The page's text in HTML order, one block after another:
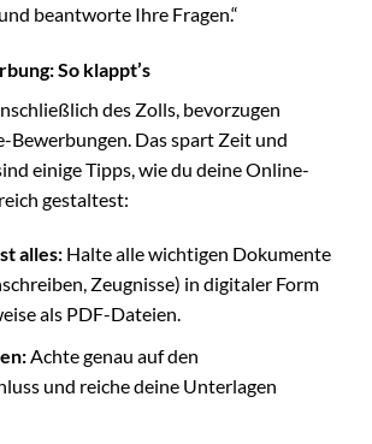
beantworte Ihre Fragen.“
So klappt’s
des Zolls, bevorzugen
Bewerbungen. Das spart Zeit und
einige Tipps, wie du deine Online-
gestaltest:
alles:Halte alle wichtigen Dokumente
Zeugnisse) in digitaler Form
als PDF-Dateien.
Achte genau auf den
und reiche deine Unterlagen